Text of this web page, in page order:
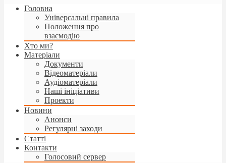
Головна
Універсальні правила
Положення про
взаємодію
Хто ми?
Матеріали
Документи
Відеоматеріали
Аудіоматеріали
Наші ініціативи
Проекти
Новини
Анонси
Регулярні заходи
Статті
Контакти
Голосовий сервер